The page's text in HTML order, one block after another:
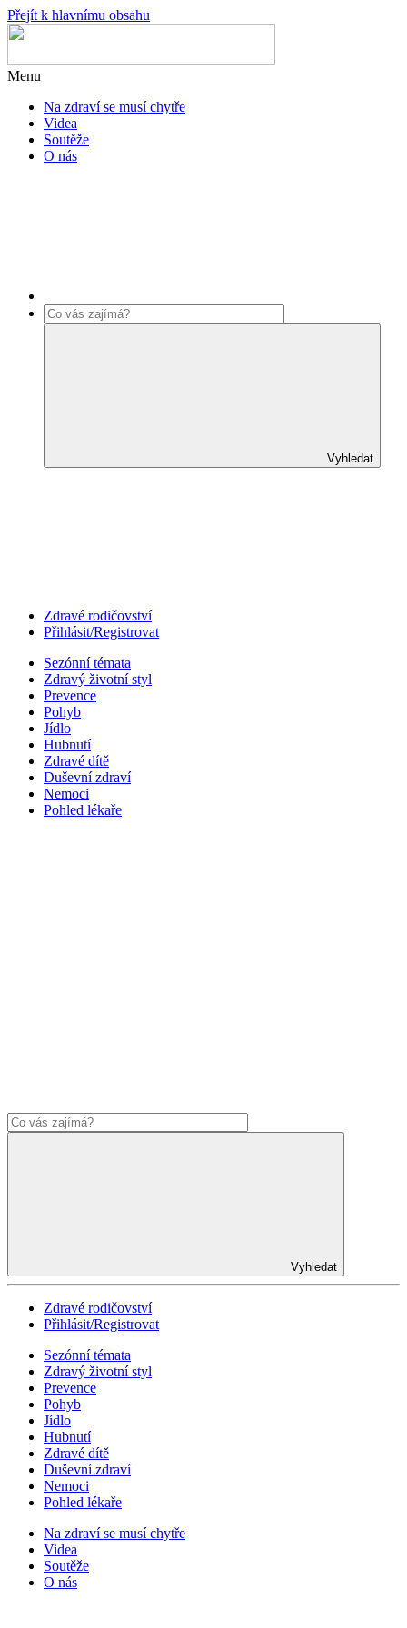
Přejít k hlavnímu obsahu
Menu
Na zdraví se musí chytře
Videa
Soutěže
O nás
Vyhledat
Zdravé rodičovství
Přihlásit/Registrovat
Sezónní témata
Zdravý životní styl
Prevence
Pohyb
Jídlo
Hubnutí
Zdravé dítě
Duševní zdraví
Nemoci
Pohled lékaře
Vyhledat
Zdravé rodičovství
Přihlásit/Registrovat
Sezónní témata
Zdravý životní styl
Prevence
Pohyb
Jídlo
Hubnutí
Zdravé dítě
Duševní zdraví
Nemoci
Pohled lékaře
Na zdraví se musí chytře
Videa
Soutěže
O nás